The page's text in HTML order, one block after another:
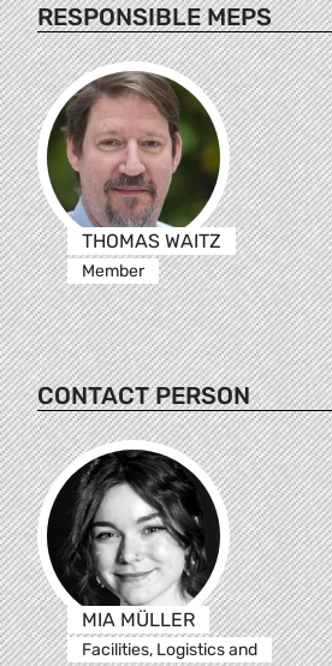
RESPONSIBLE MEPS
THOMAS WAITZ
Member
CONTACT PERSON
MIA MÜLLER
Facilities, Logistics and